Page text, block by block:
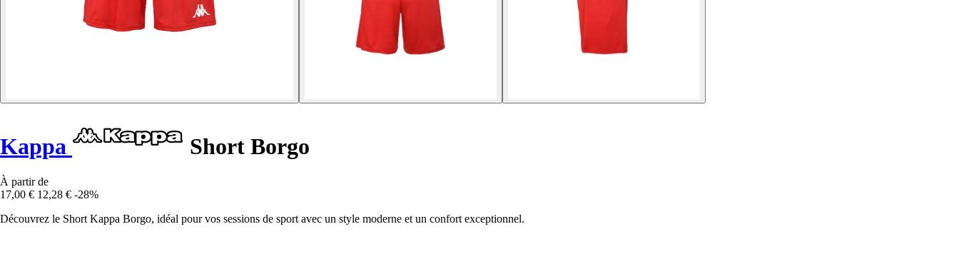
Kappa Short Borgo
À partir de
17,00 € 12,28 € -28%
Découvrez le Short Kappa Borgo, idéal pour vos sessions de sport avec un style moderne et un confort exceptionnel.